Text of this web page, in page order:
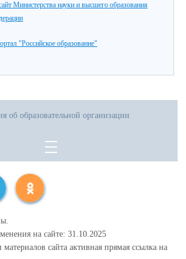
Министерства науки и высшего образования
"Российское образование"
об образовательной организации
на сайте: 31.10.2025
сайта активная прямая ссылка на